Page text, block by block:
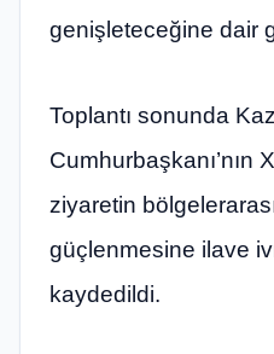
genişleteceğine dair
Toplantı sonunda
Cumhurbaşkanı’nın
ziyaretin
güçlenmesine ilave
kaydedildi.